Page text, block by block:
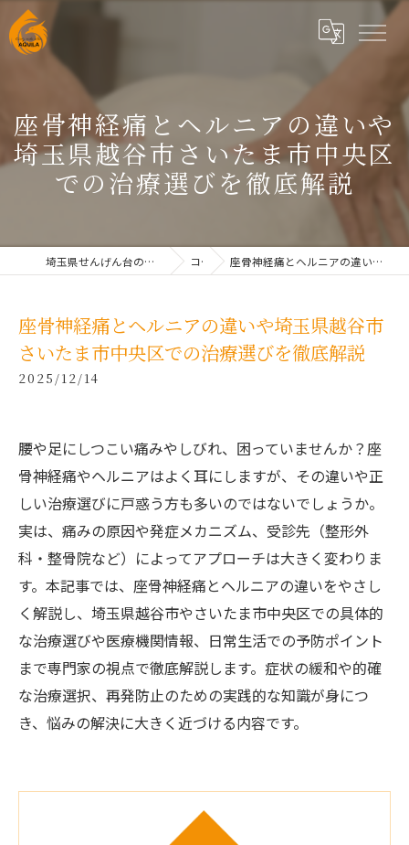
座骨神経痛とヘルニアの違いや
埼玉県越谷市さいたま市中央区
での治療選びを徹底解説
埼玉県せんげん台の整体なら根本改善整体院AQUILAせんげん台 コラム 座骨神経痛とヘルニアの違いや埼玉県越谷市さいたま市中央区での治療選びを徹底解説
座骨神経痛とヘルニアの違いや埼玉県越谷市
さいたま市中央区での治療選びを徹底解説
2025/12/14
腰や足にしつこい痛みやしびれ、困っていませんか？座
骨神経痛やヘルニアはよく耳にしますが、その違いや正
しい治療選びに戸惑う方も多いのではないでしょうか。
実は、痛みの原因や発症メカニズム、受診先（整形外
科・整骨院など）によってアプローチは大きく変わりま
す。本記事では、座骨神経痛とヘルニアの違いをやさし
く解説し、埼玉県越谷市やさいたま市中央区での具体的
な治療選びや医療機関情報、日常生活での予防ポイント
まで専門家の視点で徹底解説します。症状の緩和や的確
な治療選択、再発防止のための実践的な知識が身につ
き、悩みの解決に大きく近づける内容です。